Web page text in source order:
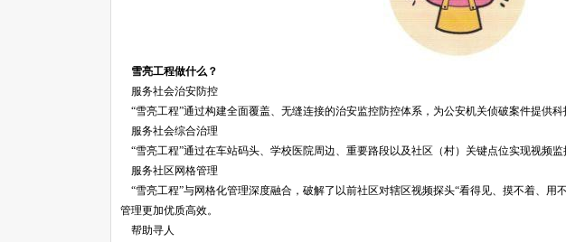
雪亮工程做什么？
服务社会治安防控
“雪亮工程”通过构建全面覆盖、无缝连接的治安监控防控体系，为公安机关侦破案件提供科
服务社会综合治理
“雪亮工程”通过在车站码头、学校医院周边、重要路段以及社区（村）关键点位实现视频监
服务社区网格管理
“雪亮工程”与网格化管理深度融合，破解了以前社区对辖区视频探头“看得见、摸不着、用
管理更加优质高效。
帮助寻人